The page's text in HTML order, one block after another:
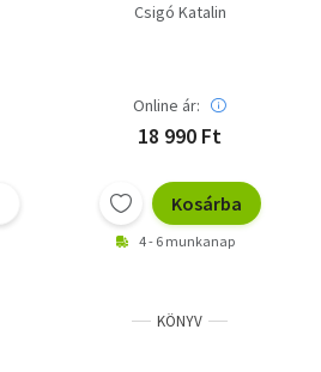
Csigó Katalin
Online ár:
18 990 Ft
Kosárba
4 - 6 munkanap
KÖNYV